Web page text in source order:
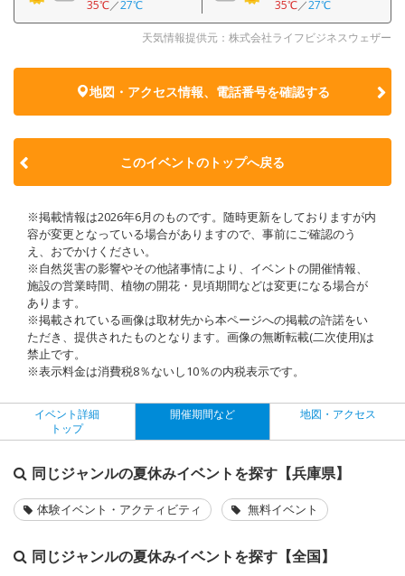
35℃／27℃ 35℃／27℃
天気情報提供元：株式会社ライフビジネスウェザー
地図・アクセス情報、電話番号を確認する
このイベントのトップへ戻る
※掲載情報は2026年6月のものです。随時更新をしておりますが内
容が変更となっている場合がありますので、事前にご確認のう
え、おでかけください。
※自然災害の影響やその他諸事情により、イベントの開催情報、
施設の営業時間、植物の開花・見頃期間などは変更になる場合が
あります。
※掲載されている画像は取材先から本ページへの掲載の許諾をい
ただき、提供されたものとなります。画像の無断転載(二次使用)は
禁止です。
※表示料金は消費税8％ないし10％の内税表示です。
イベント詳細
トップ
開催期間など 地図・アクセス
同じジャンルの夏休みイベントを探す【兵庫県】
体験イベント・アクティビティ 無料イベント
同じジャンルの夏休みイベントを探す【全国】